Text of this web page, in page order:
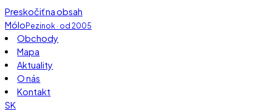
Preskočiť na obsah
Mólo Pezinok · od 2005
Obchody
Mapa
Aktuality
O nás
Kontakt
SK